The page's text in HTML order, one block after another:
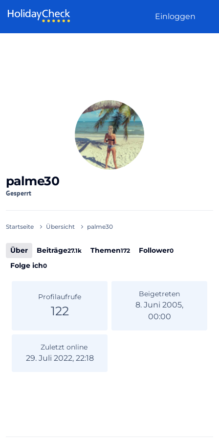
Einloggen
palme30
Gesperrt
Startseite Übersicht palme30
Über Beiträge27.1k Themen172 Follower0
Folge ich0
Profilaufrufe
122
Beigetreten
8. Juni 2005,
00:00
Zuletzt online
29. Juli 2022, 22:18